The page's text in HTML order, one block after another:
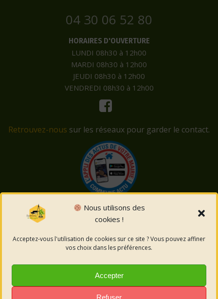
Nous utilisons des
cookies !
Acceptez-vous l'utilisation de cookies sur ce site ? Vous pouvez affiner
vos choix dans les préférences.
Accepter
Refuser
04 30 06 52 80
HORAIRES D'OUVERTURE
LUNDI 08h30 à 12h00
MARDI 08h30 à 12h00
JEUDI 08h30 à 12h00
VENDREDI 08h30 à 12h00
Retrouvez-nous sur les réseaux pour garder le contact.
© 2026 Saint-Côme-et-Maruéjols. Un service proposé
Mentions légales
Politique des cookies